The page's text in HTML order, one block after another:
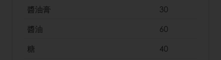
醬油膏
30
醬油
60
糖
40